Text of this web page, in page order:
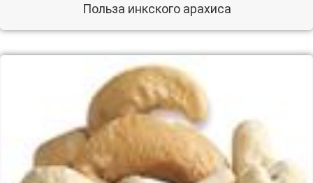
Польза инкского арахиса